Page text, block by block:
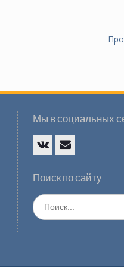
Мы в социальных
mail
Поиск по сайту
Искать: